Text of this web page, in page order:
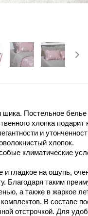
Постельное
хлопка
и
хлопок.
климатические
и гладкое на ощупь,
Благодаря таким
а также в жаркое
В составе
отстрочкой. Для